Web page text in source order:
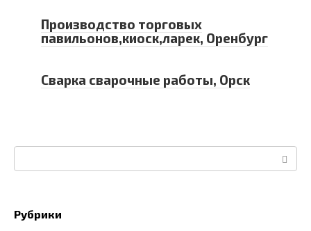
Производство торговых
павильонов,киоск,ларек, Оренбург
Сварка сварочные работы, Орск
Рубрики